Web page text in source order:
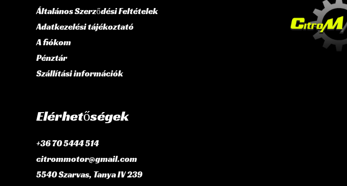
Általános Szerződési Feltételek
Adatkezelési tájékoztató
A fiókom
Pénztár
Szállítási információk
Elérhetőségek
+36 70 5444 514
citrommotor@gmail.com
5540 Szarvas, Tanya IV 239